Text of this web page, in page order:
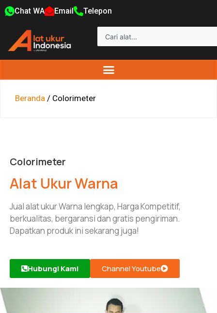
Chat WA Email Telepon
Beranda / Colorimeter
Colorimeter
Alat Ukur Warna
Jual alat ukur Warna lengkap, Harga Kompetitif,
berkualitas, bergaransi dan gratis pengiriman.
Dapatkan produk ini sekarang juga!
Hubungi Kami Channel Youtube